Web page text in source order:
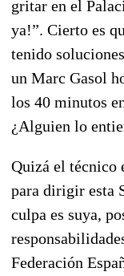
gritar en el
ya!”. Cierto es
tenido
un Marc Gasol
los 40 minutos
¿Alguien lo
Quizá el técnico
para dirigir esta
culpa es suya,
Federación